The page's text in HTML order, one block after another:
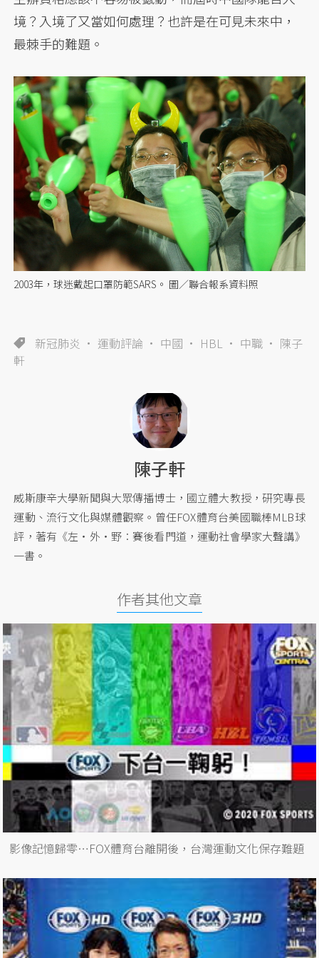
境？入境了又當如何處理？也許是在可見未來中，
最棘手的難題。
2003年，球迷戴起口罩防範SARS。 圖／聯合報系資料照
新冠肺炎 運動評論 中國 HBL 中職
陳子
軒
陳子軒
威斯康辛大學新聞與大眾傳播博士，國立體大教授，研究專長
運動、流行文化與媒體觀察。曾任FOX體育台美國職棒MLB球
評，著有《左‧外‧野︰賽後看門道，運動社會學家大聲講》
一書。
作者其他文章
影像記憶歸零…FOX體育台離開後，台灣運動文化保存難題